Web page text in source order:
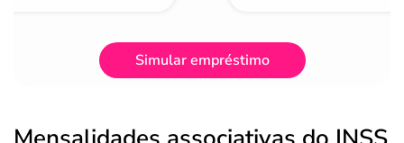
Simular empréstimo